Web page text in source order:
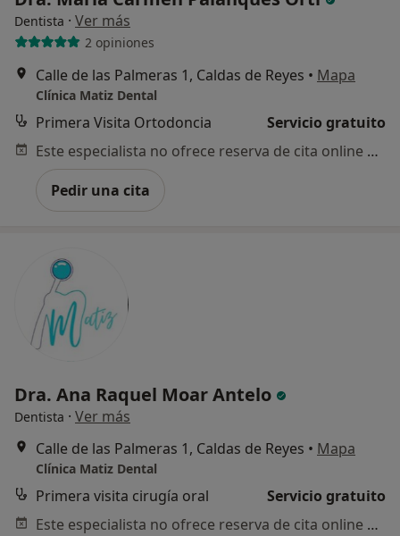
Dentista · Ver más
2 opiniones
Calle de las Palmeras 1, Caldas de Reyes • Mapa
Clínica Matiz Dental
Primera Visita Ortodoncia
Servicio gratuito
Este especialista no ofrece reserva de cita online en esta dirección.
Pedir una cita
Dra. Ana Raquel Moar Antelo
Dentista · Ver más
Calle de las Palmeras 1, Caldas de Reyes • Mapa
Clínica Matiz Dental
Primera visita cirugía oral
Servicio gratuito
Este especialista no ofrece reserva de cita online en esta dirección.